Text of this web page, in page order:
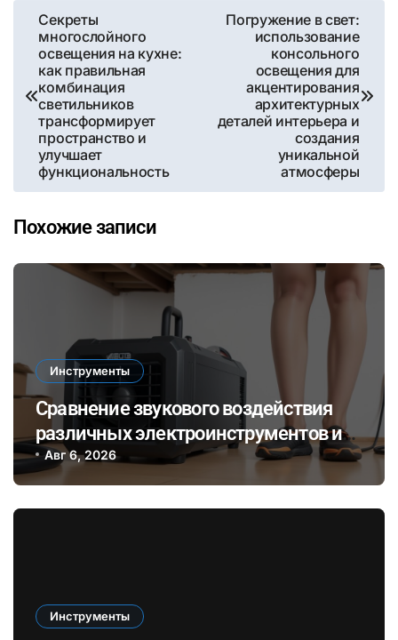
Навигация
записям
Секреты
многослойного
освещения на кухне:
как правильная
комбинация
светильников
трансформирует
пространство и
улучшает
функциональность
Погружение в свет:
использование
консольного
освещения для
акцентирования
архитектурных
деталей интерьера и
создания
уникальной
атмосферы
Похожие записи
Инструменты
Сравнение звукового воздействия
различных электроинструментов и
его влияние на здоровье при ремонте
в закрытых помещениях
Авг 6, 2026
Инструменты